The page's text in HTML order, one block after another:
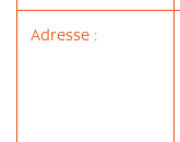
Adresse :